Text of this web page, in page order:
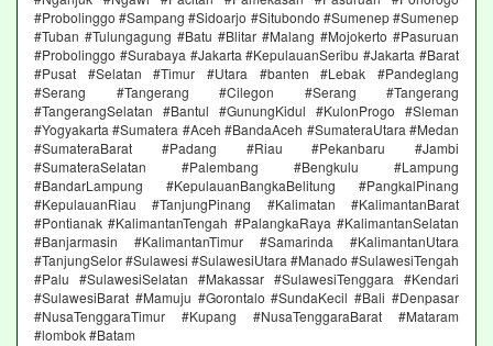
#Probolinggo #Sampang #Sidoarjo #Situbondo #Sumenep #Sumenep
#Tuban #Tulungagung #Batu #Blitar #Malang #Mojokerto #Pasuruan
#Probolinggo #Surabaya #Jakarta #KepulauanSeribu #Jakarta #Barat
#Pusat #Selatan #Timur #Utara #banten #Lebak #Pandeglang
#Serang #Tangerang #Cilegon #Serang #Tangerang
#TangerangSelatan #Bantul #GunungKidul #KulonProgo #Sleman
#Yogyakarta #Sumatera #Aceh #BandaAceh #SumateraUtara #Medan
#SumateraBarat #Padang #Riau #Pekanbaru #Jambi
#SumateraSelatan #Palembang #Bengkulu #Lampung
#BandarLampung #KepulauanBangkaBelitung #PangkalPinang
#KepulauanRiau #TanjungPinang #Kalimatan #KalimantanBarat
#Pontianak #KalimantanTengah #PalangkaRaya #KalimantanSelatan
#Banjarmasin #KalimantanTimur #Samarinda #KalimantanUtara
#TanjungSelor #Sulawesi #SulawesiUtara #Manado #SulawesiTengah
#Palu #SulawesiSelatan #Makassar #SulawesiTenggara #Kendari
#SulawesiBarat #Mamuju #Gorontalo #SundaKecil #Bali #Denpasar
#NusaTenggaraTimur #Kupang #NusaTenggaraBarat #Mataram
#lombok #Batam